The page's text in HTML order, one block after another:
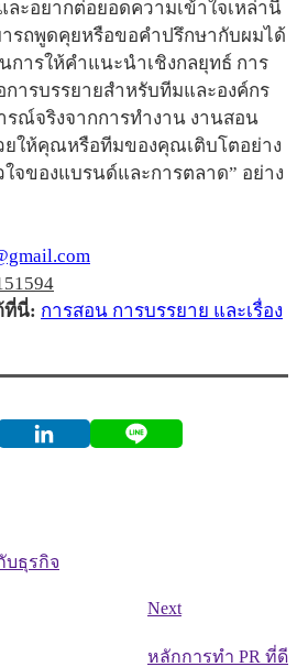
ะอยากต่อยอดความเข้าใจเหล่านี้
รถพูดคุยหรือขอคำปรึกษากับผมได้
การให้คำแนะนำเชิงกลยุทธ์ การ
การบรรยายสำหรับทีมและองค์กร
ณ์จริงจากการทำงาน งานสอน
ยให้คุณหรือทีมของคุณเติบโตอย่าง
ใจของแบรนด์และการตลาด” อย่าง
ที่นี่: การสอน การบรรยาย และเรื่อง
บธุรกิจ
Next
หลักการทำ PR ที่ดี